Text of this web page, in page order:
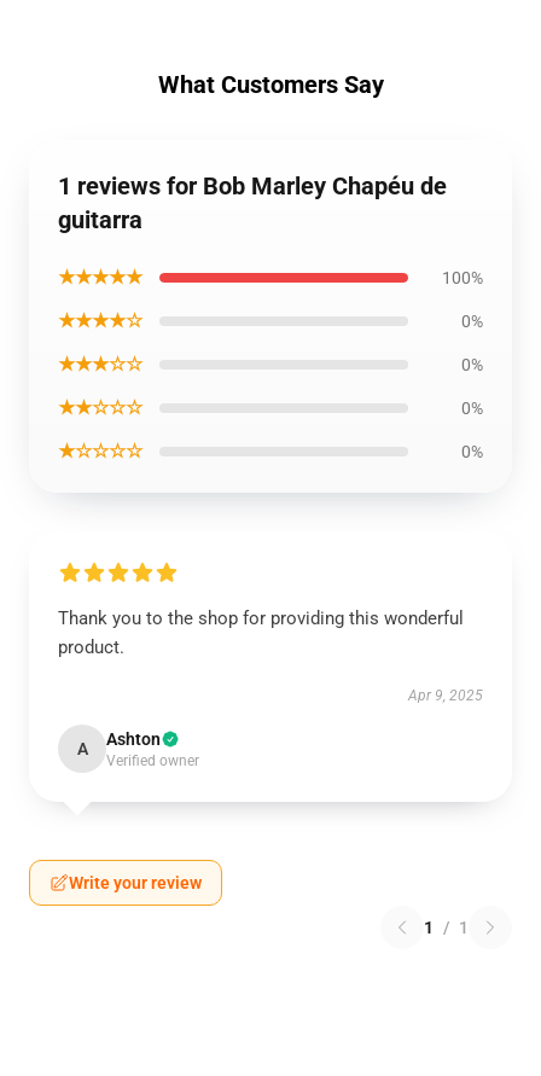
What Customers Say
1 reviews for Bob Marley Chapéu de
guitarra
★★★★★ 100%
★★★★☆ 0%
★★★☆☆ 0%
★★☆☆☆ 0%
★☆☆☆☆ 0%
Thank you to the shop for providing this wonderful
product.
Apr 9, 2025
A Ashton
Verified owner
Write your review
1 / 1